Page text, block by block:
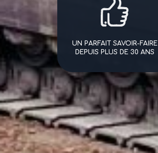
UN PARFAIT SAVOIR-FAIRE
DEPUIS PLUS DE 30 ANS